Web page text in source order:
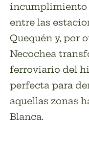
incumplimiento
entre las
Quequén y, por
Necochea
ferroviario del
perfecta para
aquellas zonas
Blanca.